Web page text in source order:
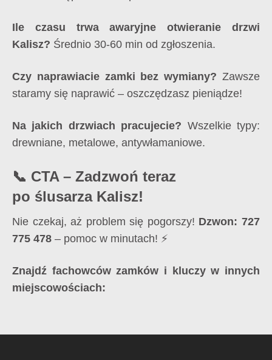
Ile czasu trwa awaryjne otwieranie drzwi
Kalisz? Średnio 30-60 min od zgłoszenia.
Czy naprawiacie zamki bez wymiany? Zawsze
staramy się naprawić – oszczędzasz pieniądze!
Na jakich drzwiach pracujecie? Wszelkie typy:
drewniane, metalowe, antywłamaniowe.
📞 CTA – Zadzwoń teraz
po ślusarza Kalisz!
Nie czekaj, aż problem się pogorszy! Dzwon: 727
775 478 – pomoc w minutach! ⚡
Znajdź fachowców zamków i kluczy w innych
miejscowościach: